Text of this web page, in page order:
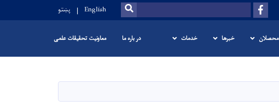
Facebook
Search
SEARCH
English پښتو
محصلان خبرها خدمات در باره ما معاونیت تحقیقات علمی